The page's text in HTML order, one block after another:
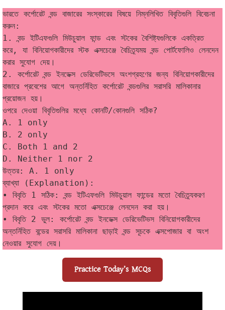
ভারতে কর্পোরেট বন্ড বাজারের সংস্কারের বিষয়ে নিম্নলিখিত বিবৃতিগুলি বিবেচনা
করুন:
1. বন্ড ইটিএফগুলি মিউচুয়াল ফান্ড এবং স্টকের বৈশিষ্ট্যগুলিকে একত্রিত
করে, যা বিনিয়োগকারীদের স্টক এক্সচেঞ্জে বৈচিত্র্যময় বন্ড পোর্টফোলিও লেনদেন
করার সুযোগ দেয়।
2. কর্পোরেট বন্ড ইনডেক্স ডেরিভেটিভসে অংশগ্রহণের জন্য বিনিয়োগকারীদের
বাজারে প্রবেশের আগে অন্তর্নিহিত কর্পোরেট বন্ডগুলির সরাসরি মালিকানার
প্রয়োজন হয়।
ওপরে দেওয়া বিবৃতিগুলির মধ্যে কোনটি/কোনগুলি সঠিক?
A. 1 only
B. 2 only
C. Both 1 and 2
D. Neither 1 nor 2
উত্তর: A. 1 only
ব্যাখ্যা (Explanation):
• বিবৃতি 1 সঠিক: বন্ড ইটিএফগুলি মিউচুয়াল ফান্ডের মতো বৈচিত্র্যকরণ
প্রদান করে এবং স্টকের মতো এক্সচেঞ্জে লেনদেন করা হয়।
• বিবৃতি 2 ভুল: কর্পোরেট বন্ড ইনডেক্স ডেরিভেটিভস বিনিয়োগকারীদের
অন্তর্নিহিত বন্ডের সরাসরি মালিকানা ছাড়াই বন্ড সূচকে এক্সপোজার বা অংশ
নেওয়ার সুযোগ দেয়।
Practice Today’s MCQs